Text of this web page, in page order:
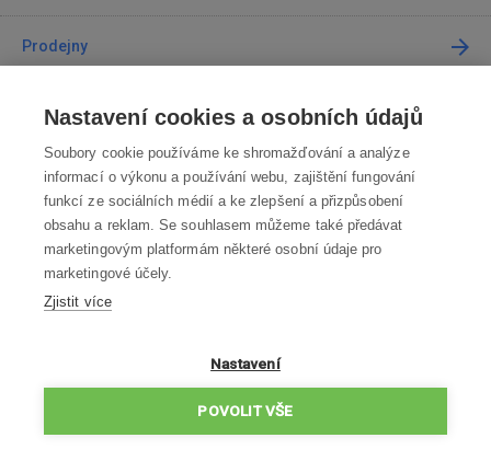
Prodejny
Kontakt
Kontaktujte nás
info@robotworld.cz
220 770 770 Po-Pá 8:00—16:00
VŠECHNY KONTAKTY
ZÁSADY OCHRANY OSOBNÍCH ÚDAJŮ
Nastavení cookies a osobních údajů
Soubory cookie používáme ke shromažďování a analýze
informací o výkonu a používání webu, zajištění fungování
funkcí ze sociálních médií a ke zlepšení a přizpůsobení
obsahu a reklam. Se souhlasem můžeme také předávat
marketingovým platformám některé osobní údaje pro
marketingové účely.
Zjistit více
Nastavení
POVOLIT VŠE